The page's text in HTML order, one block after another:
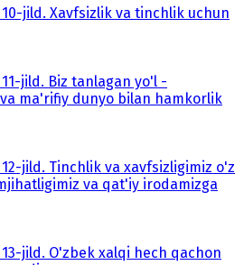
jild. Xavfsizlik va tinchlik uchun
jild. Biz tanlagan yo'l -
ma'rifiy dunyo bilan hamkorlik
jild. Tinchlik va xavfsizligimiz o'z
va qat'iy irodamizga
jild. O'zbek xalqi hech qachon